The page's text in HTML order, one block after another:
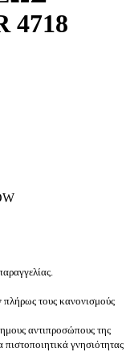
4718
τους κανονισμούς
αντιπροσώπους της
γνησιότητας